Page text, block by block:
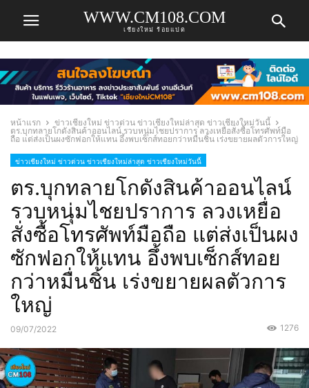
WWW.CM108.COM
เชียงใหม่ ร้อยแปด
หน้าแรก
ข่าวเชียงใหม่ ข่าวด่วน ข่าวเชียงใหม่ล่าสุด ข่าวเชียงใหม่วันนี้
ตร.บุกทลายโกดังสินค้าออนไลน์ รวบหนุ่มไชยปราการ ลวงเหยื่อสั่งซื้อโทรศัพท์มือ
ถือ แต่ส่งเป็นผงซักฟอกให้แทน อึ้งพบเซ็กส์ทอยกว่าหมื่นชิ้น เร่งขยายผลตัวการใหญ่
ข่าวเชียงใหม่ ข่าวด่วน ข่าวเชียงใหม่ล่าสุด ข่าวเชียงใหม่วันนี้
ตร.บุกทลายโกดังสินค้าออนไลน์
รวบหนุ่มไชยปราการ ลวงเหยื่อ
สั่งซื้อโทรศัพท์มือถือ แต่ส่งเป็นผง
ซักฟอกให้แทน อึ้งพบเซ็กส์ทอย
กว่าหมื่นชิ้น เร่งขยายผลตัวการ
ใหญ่
09/07/2022 1276